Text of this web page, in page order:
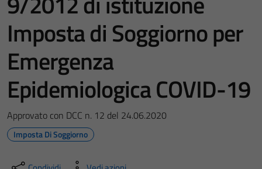
Imposta di Soggiorno per
Emergenza
Epidemiologica COVID-19
Approvato con DCC n. 12 del 24.06.2020
Imposta Di Soggiorno